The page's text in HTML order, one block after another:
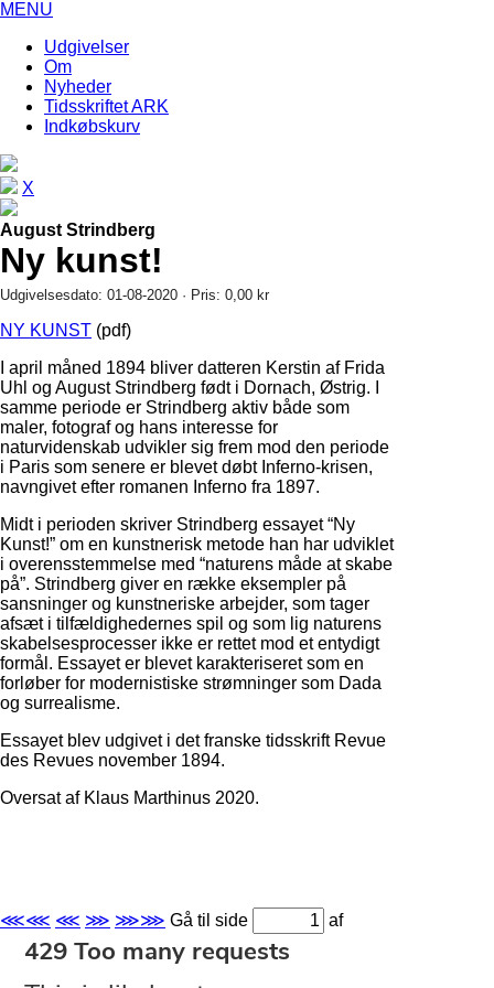
MENU
Udgivelser
Om
Nyheder
Tidsskriftet ARK
Indkøbskurv
X
August Strindberg
Ny kunst!
Udgivelsesdato: 01-08-2020 · Pris: 0,00 kr
NY KUNST (pdf)
I april måned 1894 bliver datteren Kerstin af Frida
Uhl og August Strindberg født i Dornach, Østrig. I
samme periode er Strindberg aktiv både som
maler, fotograf og hans interesse for
naturvidenskab udvikler sig frem mod den periode
i Paris som senere er blevet døbt Inferno-krisen,
navngivet efter romanen Inferno fra 1897.
Midt i perioden skriver Strindberg essayet “Ny
Kunst!” om en kunstnerisk metode han har udviklet
i overensstemmelse med “naturens måde at skabe
på”. Strindberg giver en række eksempler på
sansninger og kunstneriske arbejder, som tager
afsæt i tilfældighedernes spil og som lig naturens
skabelsesprocesser ikke er rettet mod et entydigt
formål. Essayet er blevet karakteriseret som en
forløber for modernistiske strømninger som Dada
og surrealisme.
Essayet blev udgivet i det franske tidsskrift Revue
des Revues november 1894.
Oversat af Klaus Marthinus 2020.
⋘⋘ ⋘ ⋙ ⋙⋙ Gå til side af